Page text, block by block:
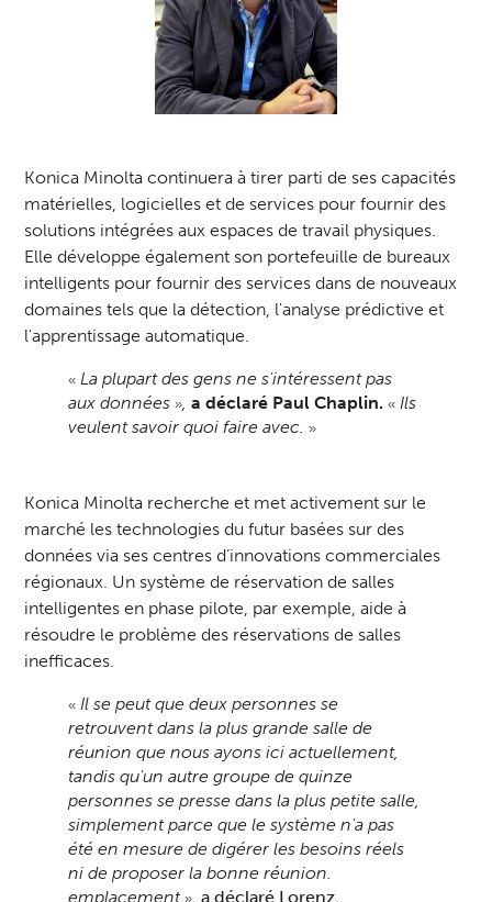
Konica Minolta continuera à tirer parti de ses capacités
matérielles, logicielles et de services pour fournir des
solutions intégrées aux espaces de travail physiques.
Elle développe également son portefeuille de bureaux
intelligents pour fournir des services dans de nouveaux
domaines tels que la détection, l'analyse prédictive et
l'apprentissage automatique.
« La plupart des gens ne s'intéressent pas
aux données »,a déclaré Paul Chaplin.« Ils
veulent savoir quoi faire avec.»
Konica Minolta recherche et met activement sur le
marché les technologies du futur basées sur des
données via ses centres d’innovations commerciales
régionaux. Un système de réservation de salles
intelligentes en phase pilote, par exemple, aide à
résoudre le problème des réservations de salles
inefficaces.
« Il se peut que deux personnes se
retrouvent dans la plus grande salle de
réunion que nous ayons ici actuellement,
tandis qu'un autre groupe de quinze
personnes se presse dans la plus petite salle,
simplement parce que le système n'a pas
été en mesure de digérer les besoins réels
ni de proposer la bonne réunion.
emplacement », a déclaré Lorenz.